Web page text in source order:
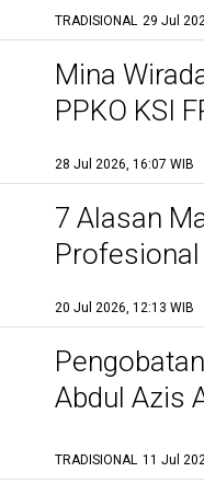
TRADISIONAL 29 Jul
Mina
PPKO KSI
28 Jul 2026, 16:07 WIB
7 Alasan
20 Jul 2026, 12:13 WIB
Abdul Azis
TRADISIONAL 11 Jul